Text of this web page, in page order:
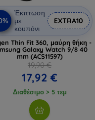
Έκπτωση
με
κουπόνι
EXTRA10
Thin Fit 360, μαύρη θήκη -
Galaxy Watch 9/8 40
mm (ACS11597)
19,90 €
17,92 €
Διαθέσιμο > 5 τεμ